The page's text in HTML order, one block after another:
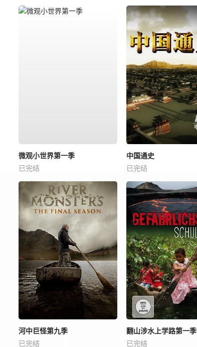
微观小世界第一季
已完结
中国通史
已完结
河中巨怪第九季
已完结
翻山涉水上学路第一季
已完结